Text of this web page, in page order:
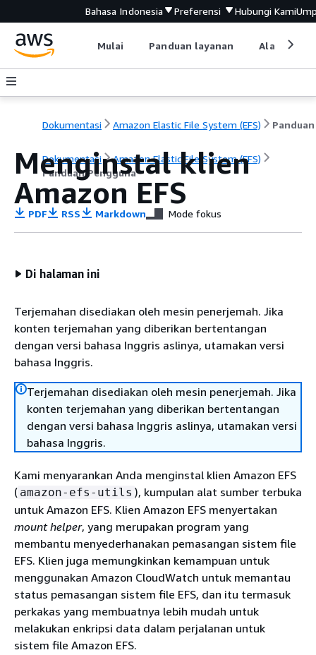
Bahasa Indonesia Preferensi Hubungi Kami
Mulai Panduan layanan Alat
Dokumentasi Amazon Elastic File System (EFS)
Dokumentasi
Amazon Elastic File System (EFS)
Panduan Pengguna
Menginstal klien
Amazon EFS
PDF RSS Markdown Mode fokus
Di halaman ini
Terjemahan disediakan oleh mesin penerjemah. Jika
konten terjemahan yang diberikan bertentangan
dengan versi bahasa Inggris aslinya, utamakan versi
bahasa Inggris.
Terjemahan disediakan oleh mesin penerjemah. Jika
konten terjemahan yang diberikan bertentangan
dengan versi bahasa Inggris aslinya, utamakan versi
bahasa Inggris.
Kami menyarankan Anda menginstal klien Amazon EFS
( amazon-efs-utils ), kumpulan alat sumber terbuka
untuk Amazon EFS. Klien Amazon EFS menyertakan
mount helper, yang merupakan program yang
membantu menyederhanakan pemasangan sistem file
EFS. Klien juga memungkinkan kemampuan untuk
menggunakan Amazon CloudWatch untuk memantau
status pemasangan sistem file EFS, dan itu termasuk
perkakas yang membuatnya lebih mudah untuk
melakukan enkripsi data dalam perjalanan untuk
sistem file Amazon EFS.